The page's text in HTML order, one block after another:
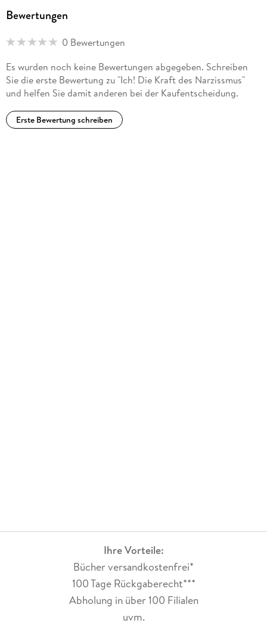
Das ICH! -Paradoxon: Applaus bekommen wollen Leuten, die
Auf den zweiten und dritten Blick: Ein zunehmend nervendes
und egoistisches ICH!
Bewertungen
0 Bewertungen
Es wurden noch keine Bewertungen abgegeben. Schreiben
Sie die erste Bewertung zu "Ich! Die Kraft des Narzissmus"
und helfen Sie damit anderen bei der Kaufentscheidung.
Erste Bewertung schreiben
Ihre Vorteile:
Bücher versandkostenfrei*
100 Tage Rückgaberecht***
Abholung in über 100 Filialen
uvm.